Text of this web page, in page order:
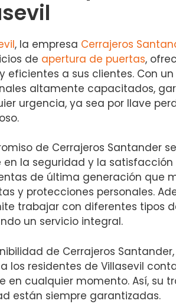
, la empresa Cerrajeros
de apertura de puertas,
eficientes a sus clientes. Con
altamente capacitados,
urgencia, ya sea por llave
de Cerrajeros Santander
en la seguridad y la satisfacción
de última generación que
y protecciones personales.
trabajar con diferentes tipos
un servicio integral.
de Cerrajeros
los residentes de Villasevil
en cualquier momento. Así, su
están siempre garantizadas.